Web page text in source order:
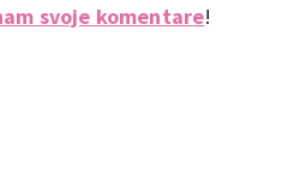
svoje komentare!